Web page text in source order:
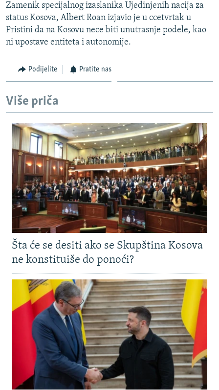
GENOCID U SREBRENICI
POPLAVE I KLIZIŠTA U BIH 2024.
TV LIBERTY
MOJA EVROPA
TRI DECENIJE OD RATA U BIH
SVE KARTE DEJTONA
NASTANAK I RASPAD JUGOSLAVIJE
Sve RFE/RL stranice
Zamenik specijalnog izaslanika Ujedinjenih nacija za
status Kosova, Albert Roan izjavio je u ccetvrtak u
Pristini da na Kosovu nece biti unutrasnje podele, kao
ni upostave entiteta i autonomije.
Podijelite Pratite nas
Više priča
Šta će se desiti ako se Skupština Kosova
ne konstituiše do ponoći?